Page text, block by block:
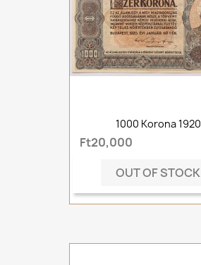
1000 Korona 1920
Ft20,000
OUT OF STOCK